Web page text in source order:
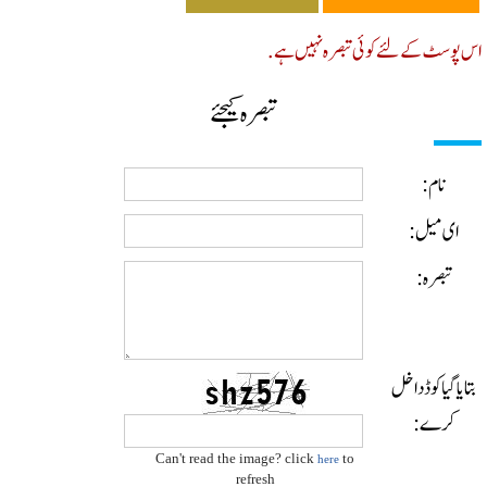
کے لئے کوئی تبصرہ نہیں ہے.
تبصرہ کیجئے
نام:
ای میل:
تبصرہ:
گیا کوڈ داخل
کرے:
Can't read the image? clickhere
refresh